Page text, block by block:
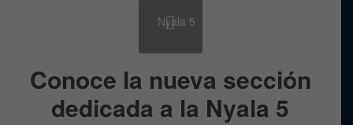
Conoce la nueva sección
dedicada a la Nyala 5